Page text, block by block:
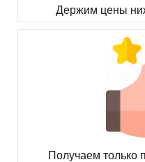
Держим цены
Получаем только